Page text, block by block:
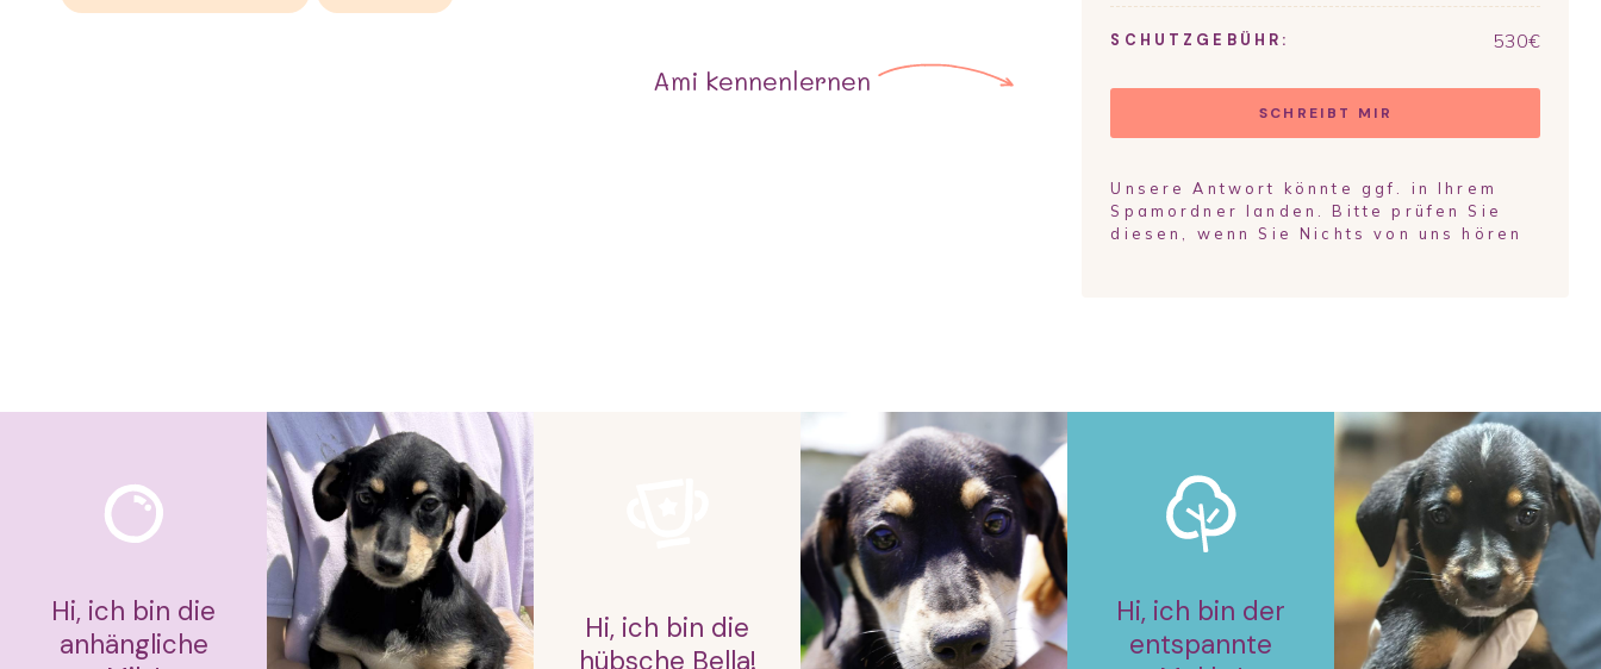
Ami kennenlernen
SCHUTZGEBÜHR: 530€
SCHREIBT MIR
Unsere Antwort könnte ggf. in Ihrem
Spamordner landen. Bitte prüfen Sie
diesen, wenn Sie Nichts von uns hören
Hi, ich bin die
anhängliche
Hi, ich bin die
hübsche Bella!
Hi, ich bin der
entspannte